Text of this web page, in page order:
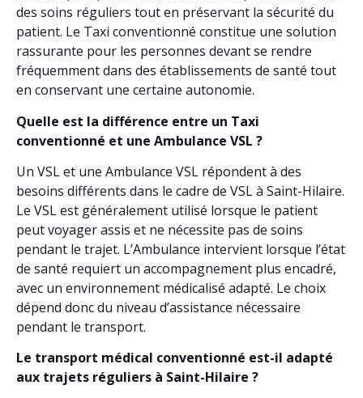
des soins réguliers tout en préservant la sécurité du
patient. Le Taxi conventionné constitue une solution
rassurante pour les personnes devant se rendre
fréquemment dans des établissements de santé tout
en conservant une certaine autonomie.
Quelle est la différence entre un Taxi
conventionné et une Ambulance VSL ?
Un VSL et une Ambulance VSL répondent à des
besoins différents dans le cadre de VSL à Saint-Hilaire.
Le VSL est généralement utilisé lorsque le patient
peut voyager assis et ne nécessite pas de soins
pendant le trajet. L’Ambulance intervient lorsque l’état
de santé requiert un accompagnement plus encadré,
avec un environnement médicalisé adapté. Le choix
dépend donc du niveau d’assistance nécessaire
pendant le transport.
Le transport médical conventionné est-il adapté
aux trajets réguliers à Saint-Hilaire ?